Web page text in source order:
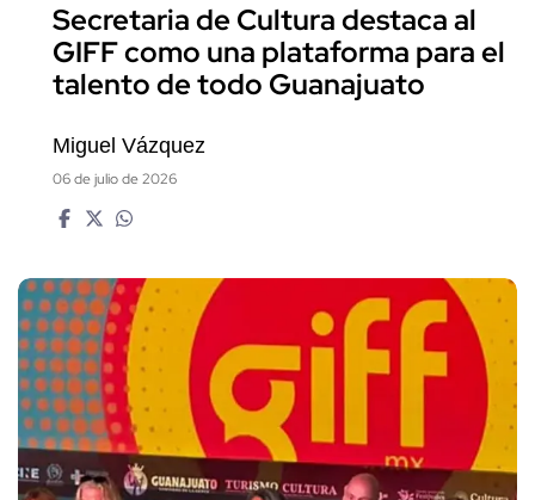
Secretaria de Cultura destaca al
GIFF como una plataforma para el
talento de todo Guanajuato
Miguel Vázquez
06 de julio de 2026